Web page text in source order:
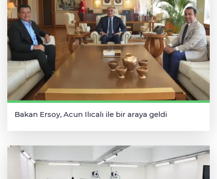
Bakan Ersoy, Acun Ilıcalı ile bir araya geldi